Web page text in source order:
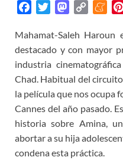
c
e
b
o
o
k
i
t
t
e
r
M
s
t
o
d
o
n
p
y
L
i
n
k
M
n
e
a
m
e
Mahamat-Saleh Haroun
destacado y con mayor
industria
Chad. Habitual del
la película que nos ocupa
Cannes del año pasado.
historia sobre Amina,
abortar a su hija
condena esta práctica.